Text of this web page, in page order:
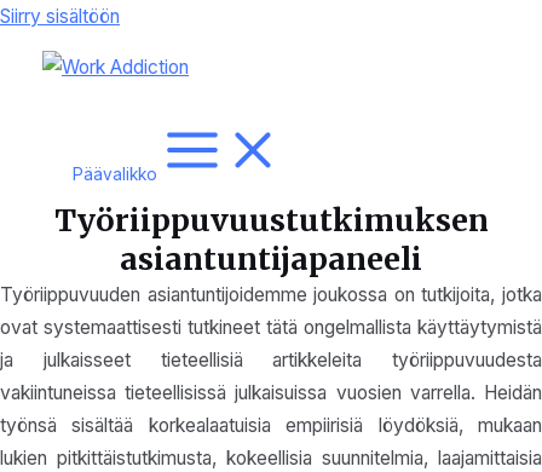
Siirry sisältöön
Päävalikko
Työriippuvuustutkimuksen
asiantuntijapaneeli
Työriippuvuuden asiantuntijoidemme joukossa on tutkijoita, jotka
ovat systemaattisesti tutkineet tätä ongelmallista käyttäytymistä
ja julkaisseet tieteellisiä artikkeleita työriippuvuudesta
vakiintuneissa tieteellisissä julkaisuissa vuosien varrella. Heidän
työnsä sisältää korkealaatuisia empiirisiä löydöksiä, mukaan
lukien pitkittäistutkimusta, kokeellisia suunnitelmia, laajamittaisia